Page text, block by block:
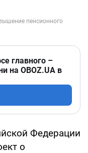
главного –
на OBOZ.UA в
Федерации
о